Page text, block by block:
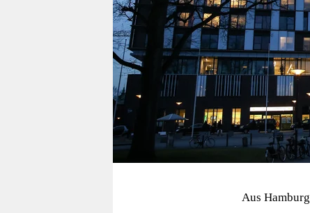
verlag
veranstaltungen
shop
fragen & hilfe
unterstützen
Aus Hamburg